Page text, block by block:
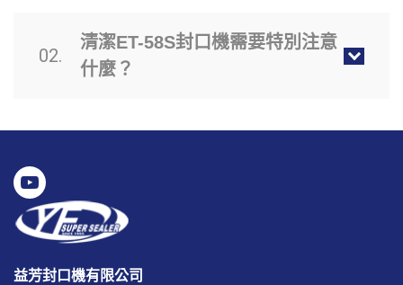
02.
清潔ET-58S封口機需要特別注意
什麼？
益芳封口機有限公司